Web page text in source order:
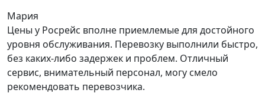
Мария
Цены у Росрейс вполне приемлемые для достойного
уровня обслуживания. Перевозку выполнили быстро,
без каких-либо задержек и проблем. Отличный
сервис, внимательный персонал, могу смело
рекомендовать перевозчика.